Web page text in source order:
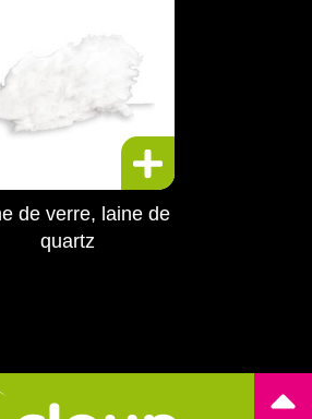
de verre, laine de
quartz